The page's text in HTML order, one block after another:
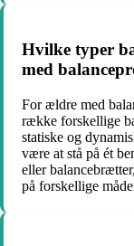
Hvilke typer
med
For ældre med
række forskellige
statiske og
være at stå på ét
eller
på forskellige